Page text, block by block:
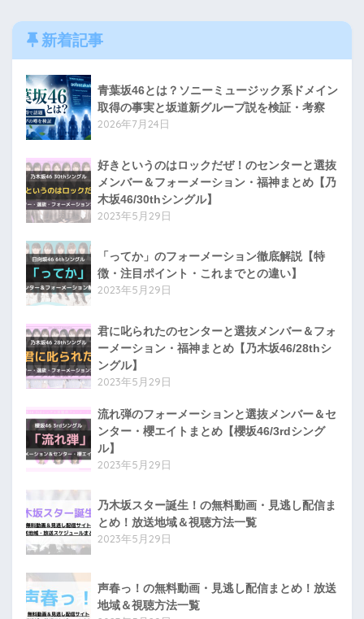
新着記事
青葉坂46とは？ソニーミュージック系ドメイン
取得の事実と坂道新グループ説を検証・考察
2026年7月24日
好きというのはロックだぜ！のセンターと選抜
メンバー＆フォーメーション・福神まとめ【乃
木坂46/30thシングル】
2023年5月29日
「ってか」のフォーメーション徹底解説【特
徴・注目ポイント・これまでとの違い】
2023年5月29日
君に叱られたのセンターと選抜メンバー＆フォ
ーメーション・福神まとめ【乃木坂46/28thシ
ングル】
2023年5月29日
流れ弾のフォーメーションと選抜メンバー＆セ
ンター・櫻エイトまとめ【櫻坂46/3rdシング
ル】
2023年5月29日
乃木坂スター誕生！の無料動画・見逃し配信ま
とめ！放送地域＆視聴方法一覧
2023年5月29日
声春っ！の無料動画・見逃し配信まとめ！放送
地域＆視聴方法一覧